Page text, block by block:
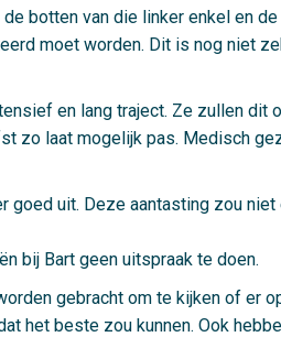
botten van die linker enkel en
moet worden. Dit is nog niet
en lang traject. Ze zullen dit
zo laat mogelijk pas. Medisch
goed uit. Deze aantasting zou
bij Bart geen uitspraak te doen.
gebracht om te kijken of er
het beste zou kunnen. Ook